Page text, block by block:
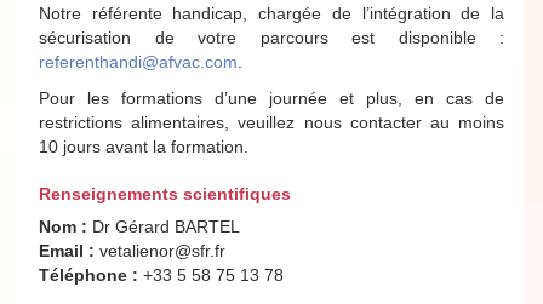
Notre référente handicap, chargée de l’intégration de la
sécurisation de votre parcours est disponible :
referenthandi@afvac.com
Pour les formations d’une journée et plus, en cas de
restrictions alimentaires, veuillez nous contacter au moins
10 jours avant la formation.
Renseignements scientifiques
Nom : Dr Gérard BARTEL
Email : vetalienor@sfr.fr
Téléphone : +33 5 58 75 13 78